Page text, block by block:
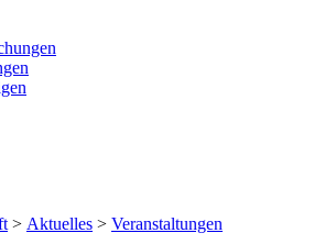
> Aktuelles > Veranstaltungen